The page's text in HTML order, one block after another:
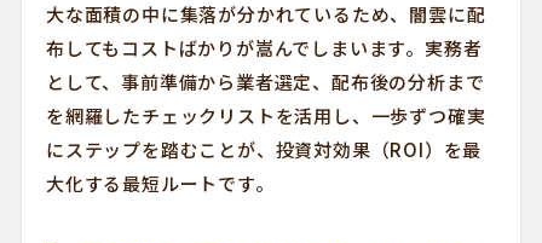
大な面積の中に集落が分かれているため、闇雲に配
布してもコストばかりが嵩んでしまいます。実務者
として、事前準備から業者選定、配布後の分析まで
を網羅したチェックリストを活用し、一歩ずつ確実
にステップを踏むことが、投資対効果（ROI）を最
大化する最短ルートです。